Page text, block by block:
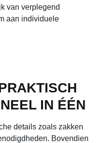
van verplegend
aan individuele
IN ÉÉN
details zoals zakken
Bovendien